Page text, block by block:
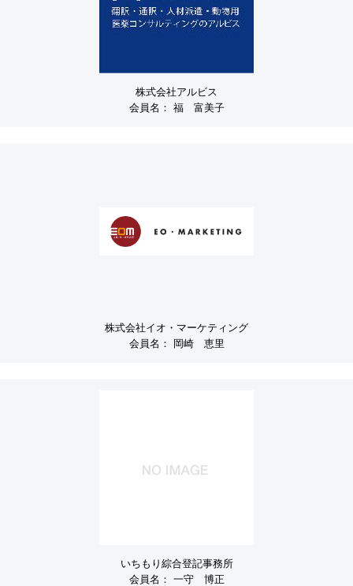
株式会社アルビス
会員名： 福 富美子
株式会社イオ・マーケティング
会員名：
岡崎 恵里
いちもり綜合登記事務所
会員名： 一守 博正